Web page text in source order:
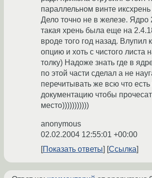
параллельном винте иксхрень
Дело точно не в железе. Ядро
такая хрень была еще на
вроде того год назад. Влупил
опцию и хоть с чистого листа
толку) Надоже знать где в
по этой части сделал а не
перечитывать же всю что
документацию чтобы
место)))))))))))
anonymous
02.02.2004 12:55:01 +00:00
Показать ответы
Ссылка